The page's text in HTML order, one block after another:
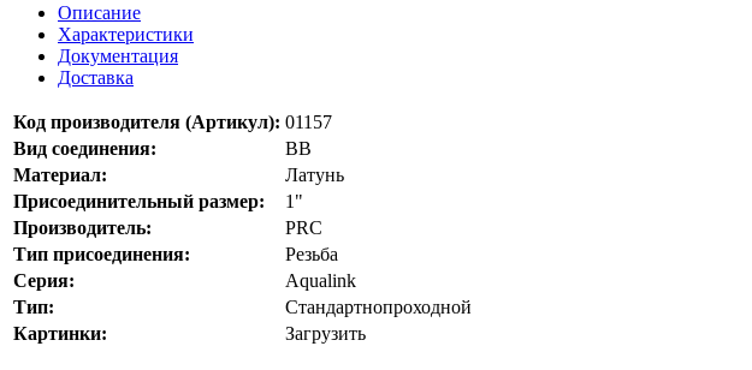
Описание
Характеристики
Документация
Доставка
Код производителя (Артикул): 01157
Вид соединения:
ВВ
Материал:
Латунь
Присоединительный размер:
1"
Производитель:
PRC
Тип присоединения:
Резьба
Серия:
Aqualink
Тип:
Стандартнопроходной
Картинки:
Загрузить